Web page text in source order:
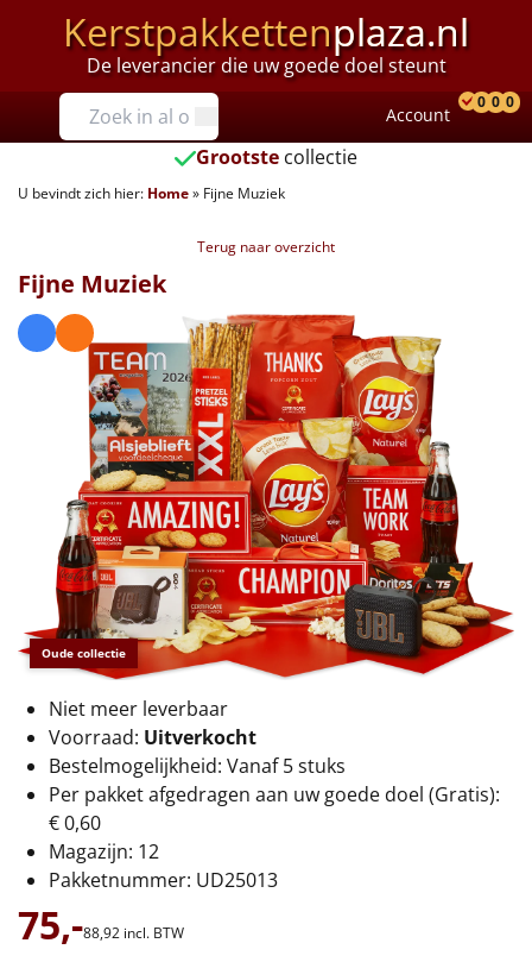
Kerstpakkettenplaza.nl
De leverancier die uw goede doel steunt
Prijzen
Tot €25
€25 tot €35
€40 tot €45
€45 tot €50
€50 tot €55
€55 tot €75
€75 tot €100
€100 en hoger
Alle kerstpakketten 2026
Thema
Origineel
Rituals
Luxe
Mannen
Account
0 0 0
Grootste collectie
U bevindt zich hier: Home» Fijne Muziek
Terug naar overzicht
Oude collectie
Fijne Muziek
Niet meer leverbaar
Voorraad: Uitverkocht
Bestelmogelijkheid: Vanaf 5 stuks
Per pakket afgedragen aan uw goede doel (Gratis):
€ 0,60
Magazijn: 12
Pakketnummer: UD25013
75,-88,92 incl. BTW